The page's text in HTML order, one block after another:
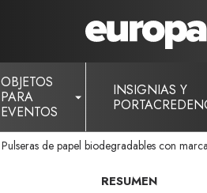
OBJETOS
PARA
EVENTOS
INSIGNIAS Y
Pulseras de papel biodegradables con
RESUMEN